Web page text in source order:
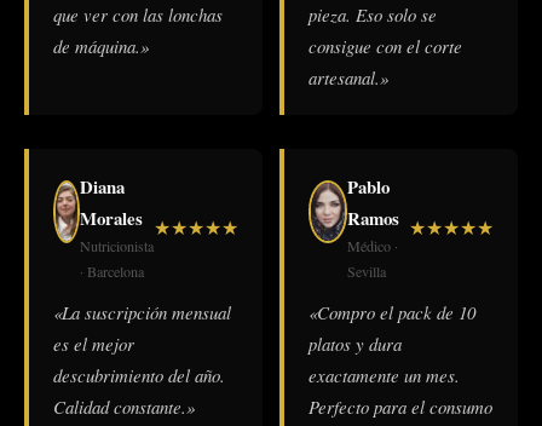
que ver con las lonchas
de máquina.»
pieza. Eso solo se
consigue con el corte
artesanal.»
Diana
Morales
Nutricionista
· Barcelona
★★★★★
«La suscripción mensual
es el mejor
descubrimiento del año.
Calidad constante.»
Pablo
Ramos
Médico ·
Sevilla
★★★★★
«Compro el pack de 10
platos y dura
exactamente un mes.
Perfecto para el consumo